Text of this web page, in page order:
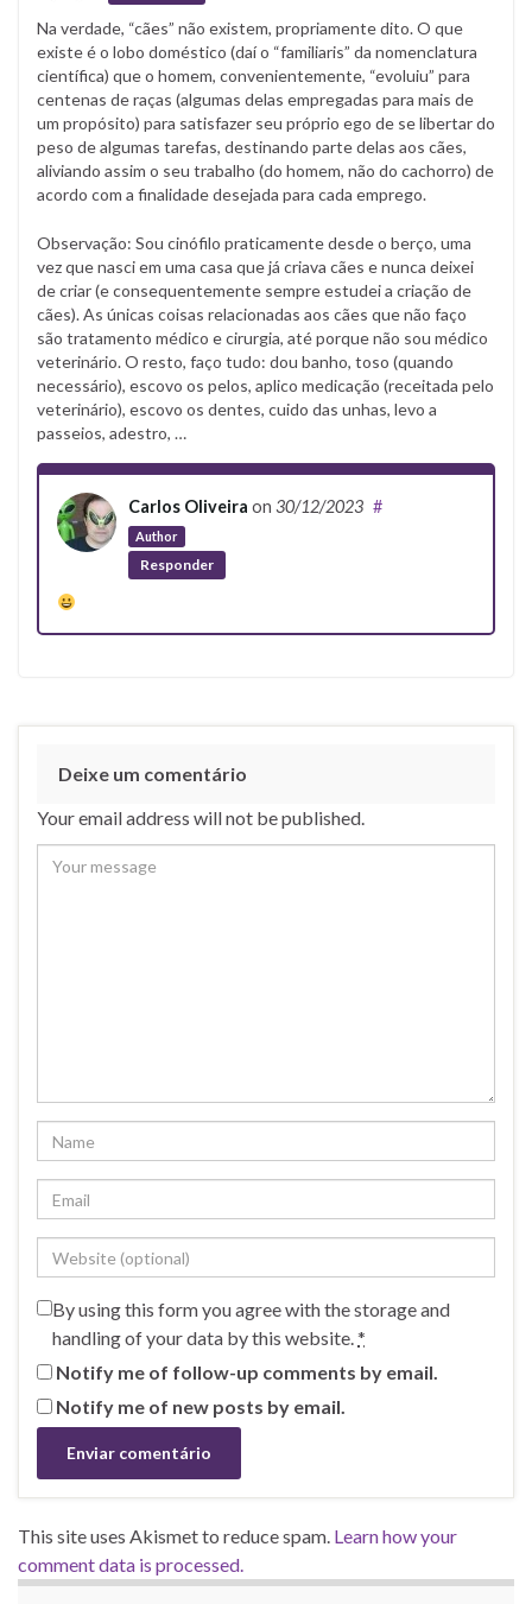
Na verdade, “cães” não existem, propriamente dito. O que
existe é o lobo doméstico (daí o “familiaris” da nomenclatura
científica) que o homem, convenientemente, “evoluiu” para
centenas de raças (algumas delas empregadas para mais de
um propósito) para satisfazer seu próprio ego de se libertar do
peso de algumas tarefas, destinando parte delas aos cães,
aliviando assim o seu trabalho (do homem, não do cachorro) de
acordo com a finalidade desejada para cada emprego.
Observação: Sou cinófilo praticamente desde o berço, uma
vez que nasci em uma casa que já criava cães e nunca deixei
de criar (e consequentemente sempre estudei a criação de
cães). As únicas coisas relacionadas aos cães que não faço
são tratamento médico e cirurgia, até porque não sou médico
veterinário. O resto, faço tudo: dou banho, toso (quando
necessário), escovo os pelos, aplico medicação (receitada pelo
veterinário), escovo os dentes, cuido das unhas, levo a
passeios, adestro, …
Carlos Oliveira on 30/12/2023
Author
#
Responder
Deixe um comentário
Your email address will not be published.
By using this form you agree with the storage and
handling of your data by this website.*
Notify me of follow-up comments by email.
Notify me of new posts by email.
This site uses Akismet to reduce spam. Learn how your
comment data is processed.